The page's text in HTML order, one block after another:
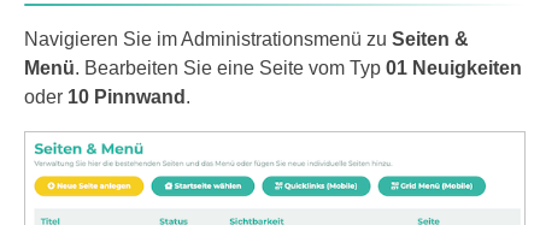
Navigieren Sie im Administrationsmenü zu Seiten &
Menü. Bearbeiten Sie eine Seite vom Typ 01 Neuigkeiten
oder 10 Pinnwand .